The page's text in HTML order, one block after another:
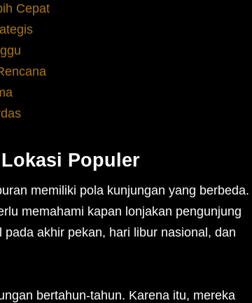
Cepat
Populer
memiliki pola kunjungan yang berbeda.
memahami kapan lonjakan pengunjung
akhir pekan, hari libur nasional, dan
bertahun-tahun. Karena itu, mereka